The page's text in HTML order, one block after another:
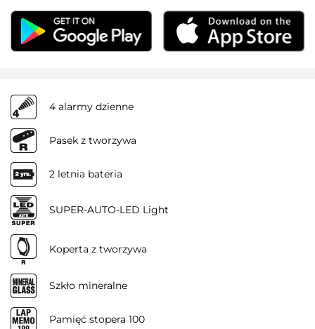
4 alarmy dzienne
Pasek z tworzywa
2 letnia bateria
SUPER-AUTO-LED Light
Koperta z tworzywa
Szkło mineralne
Pamięć stopera 100